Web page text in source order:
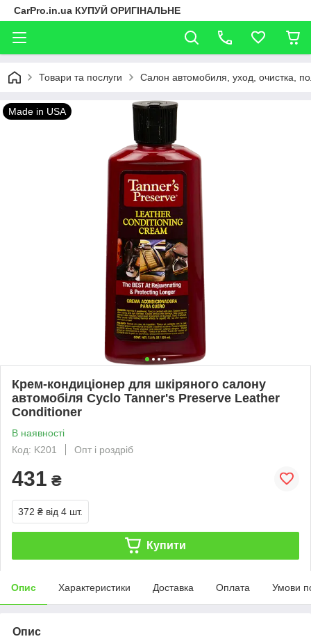
CarPro.in.ua КУПУЙ ОРИГІНАЛЬНЕ
Товари та послуги Салон автомобиля, уход, очистка,
Made in USA
Крем-кондиціонер для шкіряного салону
автомобіля Cyclo Tanner's Preserve Leather
Conditioner
В наявності
Код: K201
Опт і роздріб
431 ₴
372 ₴ від 4 шт.
Купити
Опис Характеристики Доставка Оплата Умови
Опис